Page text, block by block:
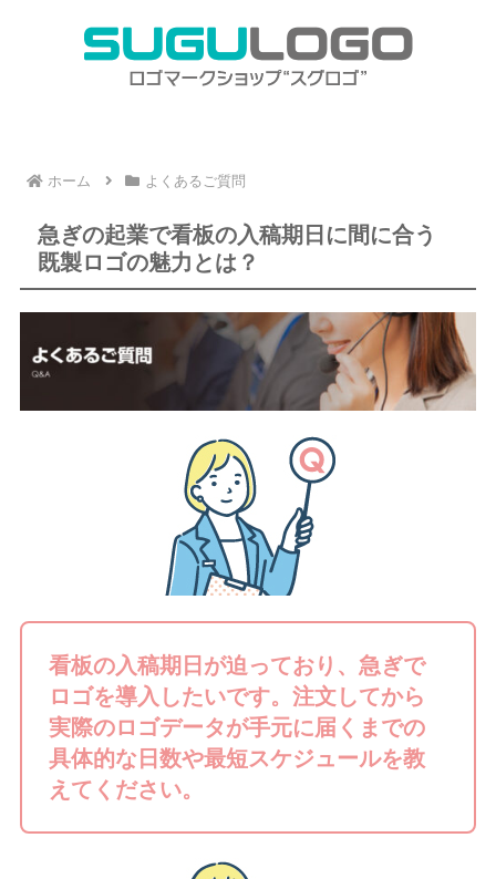
ホーム よくあるご質問
急ぎの起業で看板の入稿期日に間に合う
既製ロゴの魅力とは？
看板の入稿期日が迫っており、急ぎで
ロゴを導入したいです。注文してから
実際のロゴデータが手元に届くまでの
具体的な日数や最短スケジュールを教
えてください。